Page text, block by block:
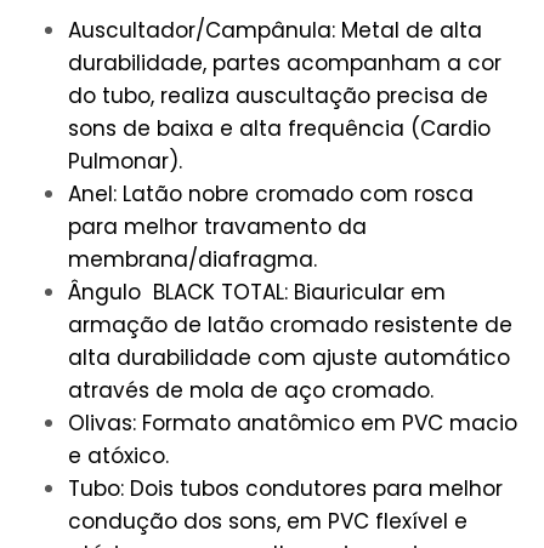
Auscultador/Campânula: Metal de alta
durabilidade, partes acompanham a cor
do tubo, realiza auscultação precisa de
sons de baixa e alta frequência (Cardio
Pulmonar).
Anel: Latão nobre cromado com rosca
para melhor travamento da
membrana/diafragma.
Ângulo BLACK TOTAL: Biauricular em
armação de latão cromado resistente de
alta durabilidade com ajuste automático
através de mola de aço cromado.
Olivas: Formato anatômico em PVC macio
e atóxico.
Tubo: Dois tubos condutores para melhor
condução dos sons, em PVC flexível e